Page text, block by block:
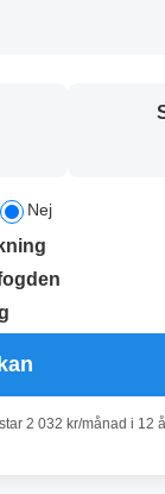
Nej
2 032 kr/månad i 12